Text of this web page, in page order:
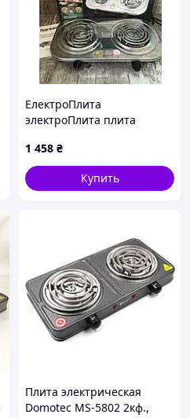
ЕлектроПлита
электроПлита плита
нержавійка 3500
1 458 ₴
Купить
Плита электрическая
Domotec MS-5802 2кф.,